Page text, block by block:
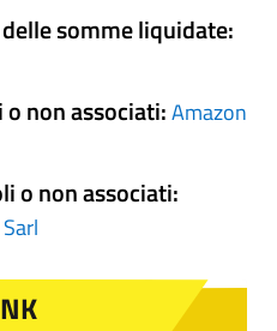
somme liquidate:
non associati:Amazon
o non associati: